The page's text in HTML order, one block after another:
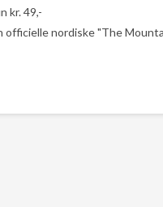
kr. 49,-
officielle nordiske "The